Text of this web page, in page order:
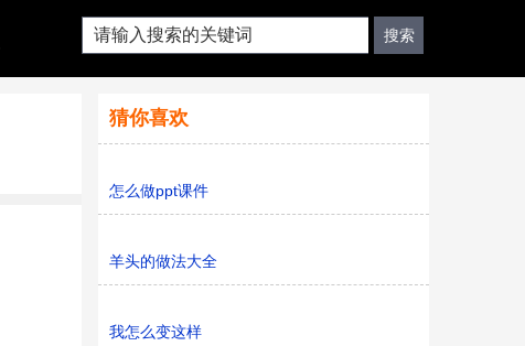
猜你喜欢
怎么做ppt课件
羊头的做法大全
我怎么变这样